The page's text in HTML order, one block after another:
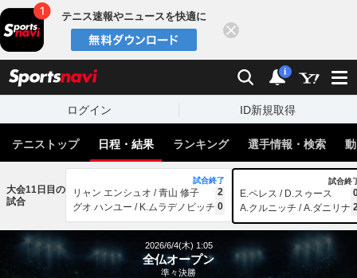
テニス速報やニュースを快適に
検索 通知
i
ログイン ID新規取得
テニストップ 日程・結果 ランキング 選手情報・検索
大会11日目の
試合
試合終了
リャン エンシュオ / 青山 修子
2
グオ ハンユー / K.ムラデノビッチ 0
試合終
E.ペレス / D.スゥース
A.クルニッチ / A.ダニリナ
2026/6/4(木) 1:05
全仏オープン
準々決勝